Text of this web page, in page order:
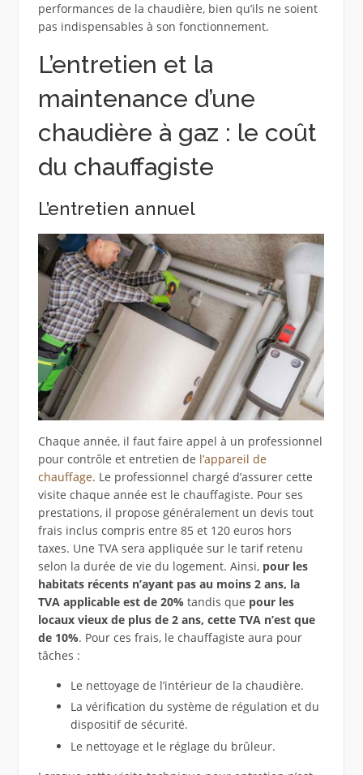
performances de la chaudière, bien qu’ils ne soient
pas indispensables à son fonctionnement.
L’entretien et la
maintenance d’une
chaudière à gaz : le coût
du chauffagiste
L’entretien annuel
Chaque année, il faut faire appel à un professionnel
pour contrôle et entretien de l’appareil de
chauffage. Le professionnel chargé d’assurer cette
visite chaque année est le chauffagiste. Pour ses
prestations, il propose généralement un devis tout
frais inclus compris entre 85 et 120 euros hors
taxes. Une TVA sera appliquée sur le tarif retenu
selon la durée de vie du logement. Ainsi, pour les
habitats récents n’ayant pas au moins 2 ans, la
TVA applicable est de 20% tandis que pour les
locaux vieux de plus de 2 ans, cette TVA n’est que
de 10%. Pour ces frais, le chauffagiste aura pour
tâches :
Le nettoyage de l’intérieur de la chaudière.
La vérification du système de régulation et du
dispositif de sécurité.
Le nettoyage et le réglage du brûleur.